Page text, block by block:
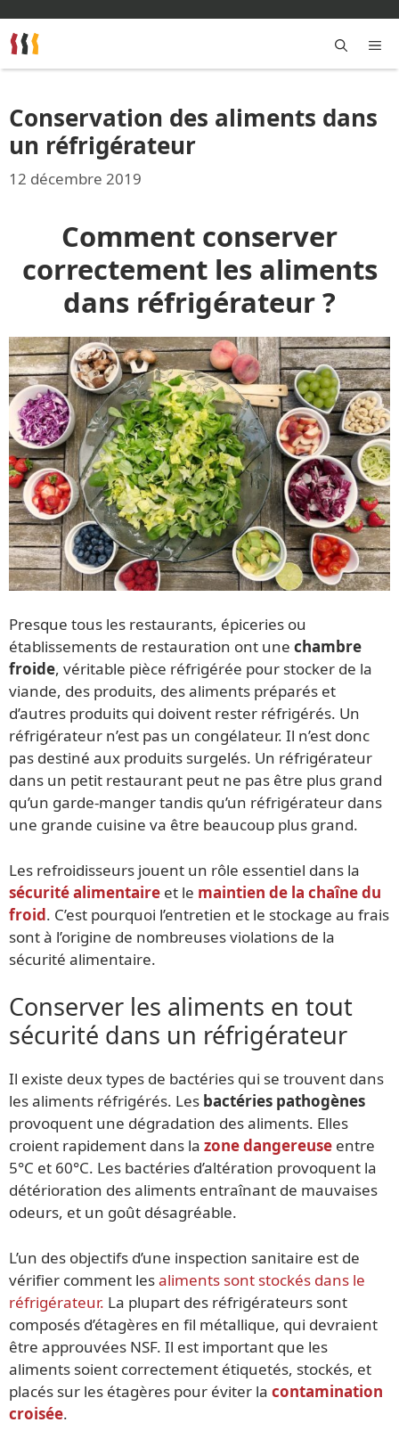
au
contenu
Conservation des aliments dans
un réfrigérateur
12 décembre 2019
Comment conserver
correctement les aliments
dans réfrigérateur ?
Presque tous les restaurants, épiceries ou
établissements de restauration ont une chambre
froide, véritable pièce réfrigérée pour stocker de la
viande, des produits, des aliments préparés et
d’autres produits qui doivent rester réfrigérés. Un
réfrigérateur n’est pas un congélateur. Il n’est donc
pas destiné aux produits surgelés. Un réfrigérateur
dans un petit restaurant peut ne pas être plus grand
qu’un garde-manger tandis qu’un réfrigérateur dans
une grande cuisine va être beaucoup plus grand.
Les refroidisseurs jouent un rôle essentiel dans la
sécurité alimentaire et le maintien de la chaîne du
froid. C’est pourquoi l’entretien et le stockage au frais
sont à l’origine de nombreuses violations de la
sécurité alimentaire.
Conserver les aliments en tout
sécurité dans un réfrigérateur
Il existe deux types de bactéries qui se trouvent dans
les aliments réfrigérés. Les bactéries pathogènes
provoquent une dégradation des aliments. Elles
croient rapidement dans la zone dangereuse entre
5°C et 60°C. Les bactéries d’altération provoquent la
détérioration des aliments entraînant de mauvaises
odeurs, et un goût désagréable.
L’un des objectifs d’une inspection sanitaire est de
vérifier comment lesaliments sont stockés dans le
réfrigérateur. La plupart des réfrigérateurs sont
composés d’étagères en fil métallique, qui devraient
être approuvées NSF. Il est important que les
aliments soient correctement étiquetés, stockés, et
placés sur les étagères pour éviter la contamination
croisée.